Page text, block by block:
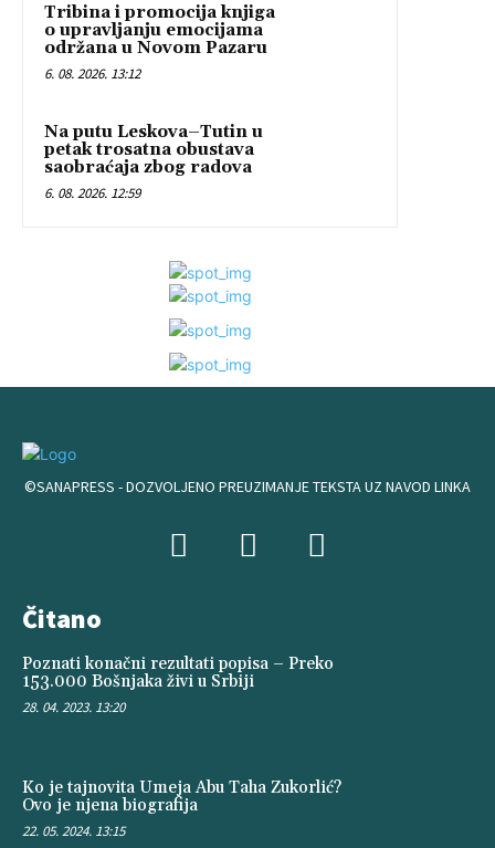
Tribina i promocija knjiga
o upravljanju emocijama
održana u Novom Pazaru
6. 08. 2026. 13:12
Na putu Leskova–Tutin u
petak trosatna obustava
saobraćaja zbog radova
6. 08. 2026. 12:59
©SANAPRESS - DOZVOLJENO PREUZIMANJE TEKSTA UZ NAVOD LINKA
Čitano
Poznati konačni rezultati popisa – Preko
153.000 Bošnjaka živi u Srbiji
28. 04. 2023. 13:20
Ko je tajnovita Umeja Abu Taha Zukorlić?
Ovo je njena biografija
22. 05. 2024. 13:15